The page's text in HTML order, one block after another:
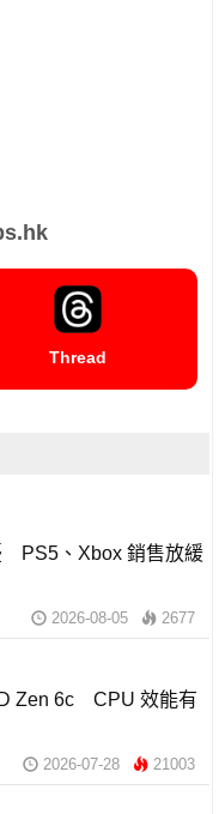
Thread
PS5、Xbox 銷售放緩
2026-08-05 2677
Zen 6c CPU 效能有
2026-07-28 21003